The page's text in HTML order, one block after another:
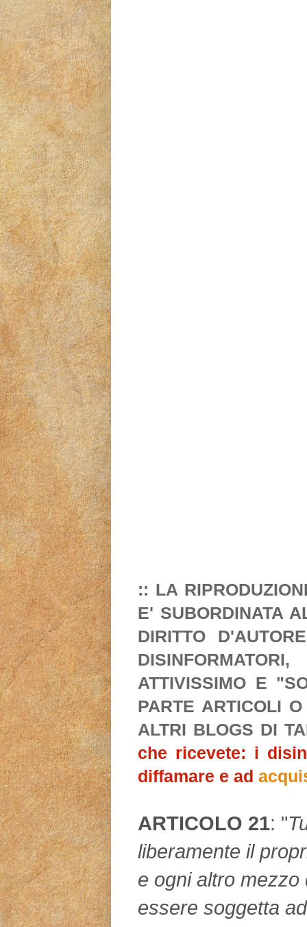
:: LA
E' SUBORDINATA
DIRITTO
ATTIVISSIMO E
PARTE ARTICOLI
ALTRI BLOGS DI
che ricevete: i
diffamare e ad
ARTICOLO 21: "
liberamente il
e ogni altro
essere soggetta